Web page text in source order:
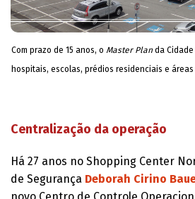
Com prazo de 15 anos, o Master Plan da
hospitais, escolas, prédios residenciais e áreas
Centralização da operação
Há 27 anos no Shopping Center
de Segurança Deborah Cirino
novo Centro de Controle